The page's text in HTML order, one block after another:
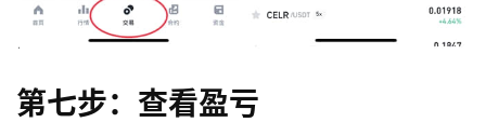
第七步：查看盈亏